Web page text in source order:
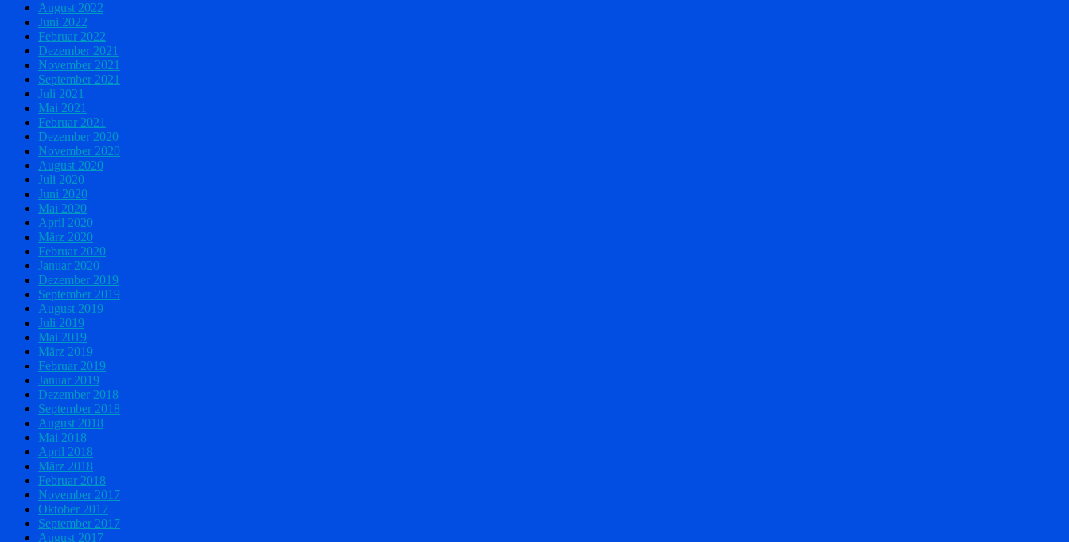
August 2022
Juni 2022
Februar 2022
Dezember 2021
November 2021
September 2021
Juli 2021
Mai 2021
Februar 2021
Dezember 2020
November 2020
August 2020
Juli 2020
Juni 2020
Mai 2020
April 2020
März 2020
Februar 2020
Januar 2020
Dezember 2019
September 2019
August 2019
Juli 2019
Mai 2019
März 2019
Februar 2019
Januar 2019
Dezember 2018
September 2018
August 2018
Mai 2018
April 2018
März 2018
Februar 2018
November 2017
Oktober 2017
September 2017
August 2017